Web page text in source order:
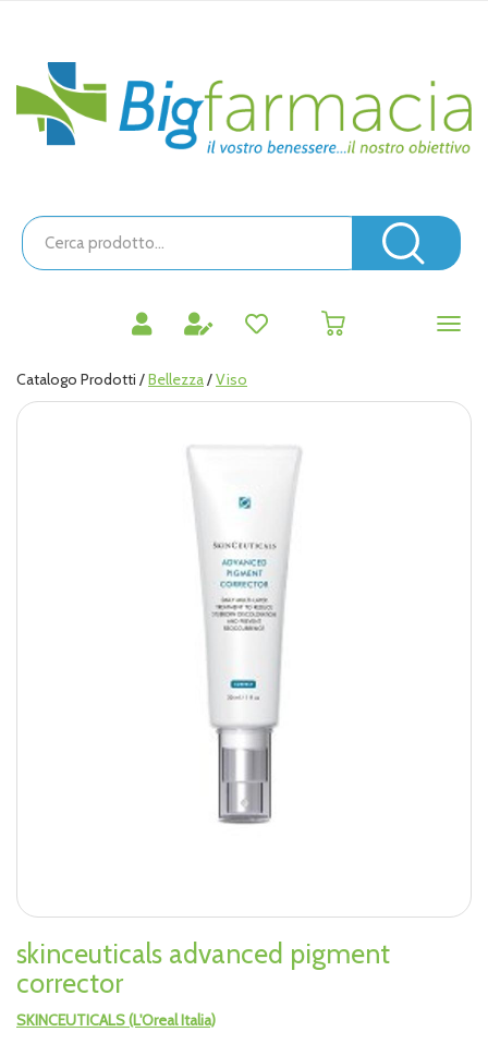
principaleBigfarmacia
Cerca
Prodotto
Catalogo Prodotti /Bellezza/Viso
skinceuticals advanced pigment
corrector
SKINCEUTICALS (L'Oreal Italia)